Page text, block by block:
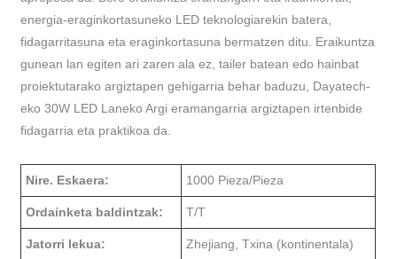
energia-eraginkortasuneko LED teknologiarekin batera,
fidagarritasuna eta eraginkortasuna bermatzen ditu. Eraikuntza
gunean lan egiten ari zaren ala ez, tailer batean edo hainbat
proiektutarako argiztapen gehigarria behar baduzu, Dayatech-
eko 30W LED Laneko Argi eramangarria argiztapen irtenbide
fidagarria eta praktikoa da.
Nire. Eskaera: 1000 Pieza/Pieza
Ordainketa baldintzak: T/T
Jatorri lekua: Zhejiang, Txina (kontinentala)